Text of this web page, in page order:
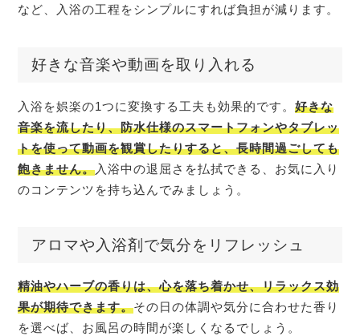
など、入浴の工程をシンプルにすれば負担が減ります。
好きな音楽や動画を取り入れる
入浴を娯楽の1つに変換する工夫も効果的です。好きな
音楽を流したり、防水仕様のスマートフォンやタブレッ
トを使って動画を観賞したりすると、長時間過ごしても
飽きません。入浴中の退屈さを払拭できる、お気に入り
のコンテンツを持ち込んでみましょう。
アロマや入浴剤で気分をリフレッシュ
精油やハーブの香りは、心を落ち着かせ、リラックス効
果が期待できます。その日の体調や気分に合わせた香り
を選べば、お風呂の時間が楽しくなるでしょう。